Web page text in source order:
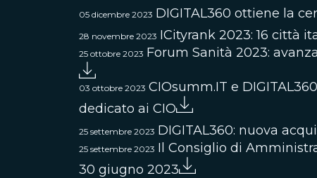
05 dicembre 2023 DIGITAL360 ottiene la
28 novembre 2023 ICityrank 2023: 16 città
25 ottobre 2023 Forum Sanità 2023:
03 ottobre 2023 CIOsumm.IT e
dedicato ai CIO
25 settembre 2023 DIGITAL360: nuova
25 settembre 2023 Il Consiglio di
30 giugno 2023